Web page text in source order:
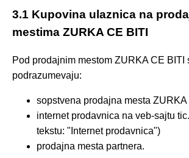
3.1 Kupovina ulaznica na
mestima ZURKA CE BITI
Pod prodajnim mestom ZURKA CE BITI
podrazumevaju:
sopstvena prodajna mesta ZURKA
internet prodavnica na veb-sajtu
tekstu: "Internet prodavnica")
prodajna mesta partnera.